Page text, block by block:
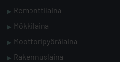
Remonttilaina
Mökkilaina
Moottoripyörälaina
Rakennuslaina